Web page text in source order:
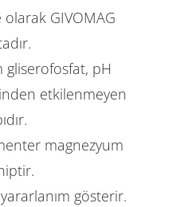
GIVOMAG
gliserofosfat, pH
etkilenmeyen
magnezyum
gösterir.